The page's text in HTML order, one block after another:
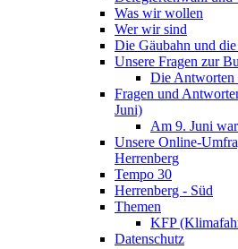
Was wir wollen
Wer wir sind
Die Gäubahn und die
Unsere Fragen zur
Die Antworten
Fragen und
Juni)
Am 9. Juni
Unsere Online-
Herrenberg
Tempo 30
Herrenberg - Süd
Themen
KFP
Datenschutz